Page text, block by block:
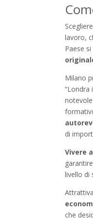
lavoro,
Paese
Milano
“Londra
di
Vivere
livello di
che